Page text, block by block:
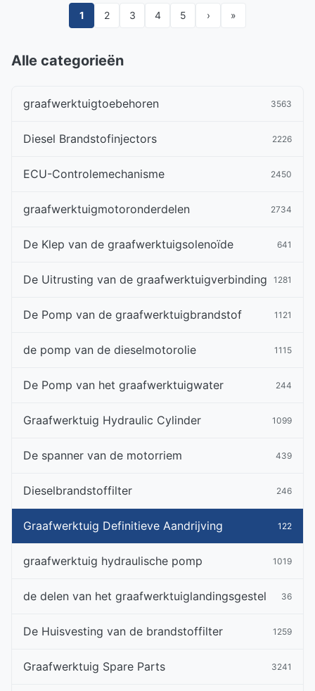
1 2 3 4 5 › »
Alle categorieën
graafwerktuigtoebehoren 3563
Diesel Brandstofinjectors 2226
ECU-Controlemechanisme 2450
graafwerktuigmotoronderdelen 2734
De Klep van de graafwerktuigsolenoïde 641
De Uitrusting van de graafwerktuigverbinding 1281
De Pomp van de graafwerktuigbrandstof 1121
de pomp van de dieselmotorolie 1115
De Pomp van het graafwerktuigwater 244
Graafwerktuig Hydraulic Cylinder 1099
De spanner van de motorriem 439
Dieselbrandstoffilter 246
Graafwerktuig Definitieve Aandrijving 122
graafwerktuig hydraulische pomp 1019
de delen van het graafwerktuiglandingsgestel 36
De Huisvesting van de brandstoffilter 1259
Graafwerktuig Spare Parts 3241